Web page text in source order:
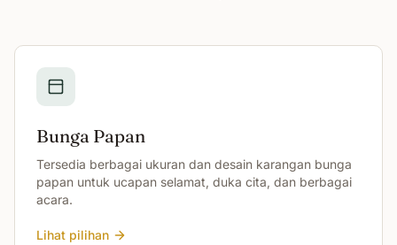
Bunga Papan
Tersedia berbagai ukuran dan desain karangan bunga
papan untuk ucapan selamat, duka cita, dan berbagai
acara.
Lihat pilihan